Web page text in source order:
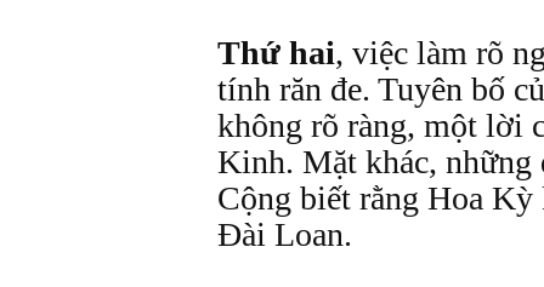
Thứ hai, việc làm rõ
tính răn đe. Tuyên bố
không rõ ràng, một lời
Kinh. Mặt khác, những
Cộng biết rằng Hoa Kỳ
Đài Loan.